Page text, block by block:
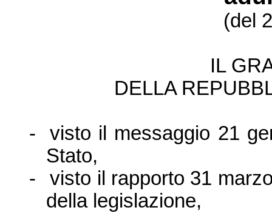
(del
IL
DELLA
- visto il messaggio 21
Stato,
-
visto il rapporto 31
della legislazione,